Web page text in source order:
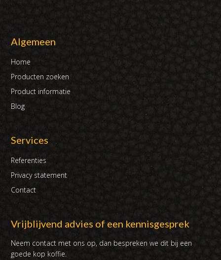
Algemeen
Home
Producten zoeken
Product informatie
Blog
Services
Referenties
Privacy statement
Contact
Vrijblijvend advies of een kennisgesprek
Neem contact met ons op, dan bespreken we dit bij een
goede kop koffie.